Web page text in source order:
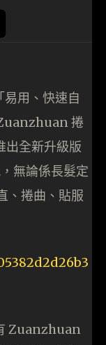
用、快速自
捲
出全新升級版
無論係長髮定
、捲曲、貼服
Zuanzhuan